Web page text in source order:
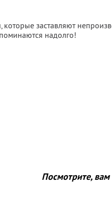
которые заставляют
надолго!
Посмотрите, вам